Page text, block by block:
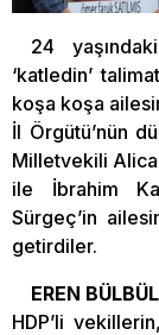
24
‘katledin’
koşa koşa
İl Örgütü’nün
Milletvekili
ile İbrahim
Sürgeç’in
getirdiler.
EREN
HDP’li